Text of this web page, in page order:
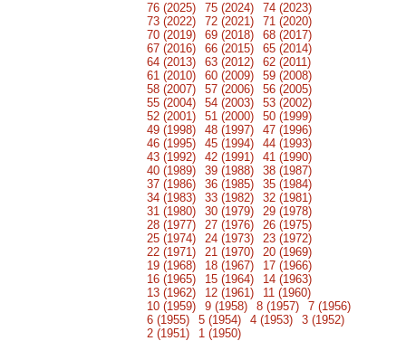
76 (2025) 75 (2024)
74 (2023)
73 (2022)
72 (2021)
71 (2020)
70 (2019)
69 (2018)
68 (2017)
67 (2016)
66 (2015)
65 (2014)
64 (2013)
63 (2012)
62 (2011)
61 (2010)
60 (2009)
59 (2008)
58 (2007)
57 (2006)
56 (2005)
55 (2004)
54 (2003)
53 (2002)
52 (2001)
51 (2000)
50 (1999)
49 (1998)
48 (1997)
47 (1996)
46 (1995)
45 (1994)
44 (1993)
43 (1992)
42 (1991)
41 (1990)
40 (1989)
39 (1988)
38 (1987)
37 (1986)
36 (1985)
35 (1984)
34 (1983)
33 (1982)
32 (1981)
31 (1980)
30 (1979)
29 (1978)
28 (1977)
27 (1976)
26 (1975)
25 (1974)
24 (1973)
23 (1972)
22 (1971)
21 (1970)
20 (1969)
19 (1968)
18 (1967)
17 (1966)
16 (1965)
15 (1964)
14 (1963)
13 (1962)
12 (1961)
11 (1960)
10 (1959)
9 (1958) 8 (1957)
7 (1956)
6 (1955)
5 (1954) 4 (1953)
3 (1952)
2 (1951)
1 (1950)